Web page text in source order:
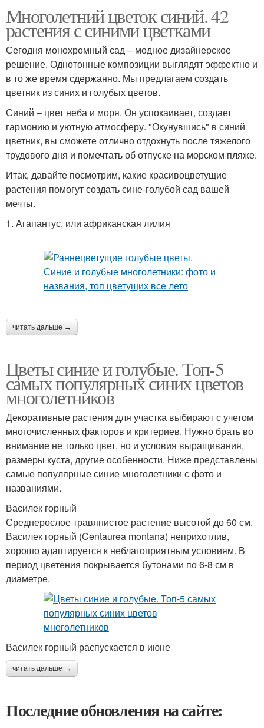
Многолетний цветок синий. 42
растения с синими цветками
Сегодня монохромный сад – модное дизайнерское
решение. Однотонные композиции выглядят эффектно и
в то же время сдержанно. Мы предлагаем создать
цветник из синих и голубых цветов.
Синий – цвет неба и моря. Он успокаивает, создает
гармонию и уютную атмосферу. "Окунувшись" в синий
цветник, вы сможете отлично отдохнуть после тяжелого
трудового дня и помечтать об отпуске на морском пляже.
Итак, давайте посмотрим, какие красивоцветущие
растения помогут создать сине-голубой сад вашей
мечты.
1. Агапантус, или африканская лилия
читать дальше →
Цветы синие и голубые. Топ-5
самых популярных синих цветов
многолетников
Декоративные растения для участка выбирают с учетом
многочисленных факторов и критериев. Нужно брать во
внимание не только цвет, но и условия выращивания,
размеры куста, другие особенности. Ниже представлены
самые популярные синие многолетники с фото и
названиями.
Василек горный
Среднерослое травянистое растение высотой до 60 см.
Василек горный (Centaurea montana) неприхотлив,
хорошо адаптируется к неблагоприятным условиям. В
период цветения покрывается бутонами по 6-8 см в
диаметре.
Василек горный распускается в июне
читать дальше →
Последние обновления на сайте: